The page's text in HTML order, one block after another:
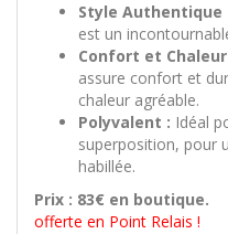
Style Authentique
est un
Confort et
assure confort et
chaleur agréable.
Polyvalent : Idéal
superposition, pour
habillée.
Prix : 83€ en boutique.
offerte en Point Relais !